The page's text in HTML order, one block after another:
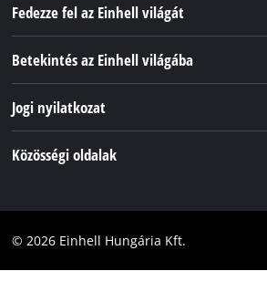
Fedezze fel az Einhell világát
Betekintés az Einhell világába
Az Einhell világszerte
Jogi nyilatkozat
Akadálymentesítési Nyilatkozat
Közösségi oldalak
Facebook
© 2026 Einhell Hungária Kft.